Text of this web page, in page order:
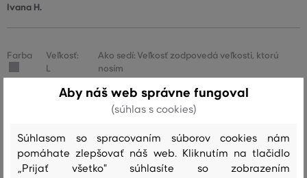
Ivana H.
Farba
Veľkosť:
L
Ako sedí: Veľkosť zodpovedá veľkosti, ktorú
nosím
Farba
Veľkosť:
XXL
Ako sedí: Veľkosť zodpovedá veľkosti, ktorú
nosím
Marcel Mrkvička
Aby náš web správne fungoval
(súhlas s cookies)
Súhlasom so spracovaním súborov cookies nám
pomáhate zlepšovať náš web. Kliknutím na tlačidlo
„Prijať všetko" súhlasíte so zobrazením